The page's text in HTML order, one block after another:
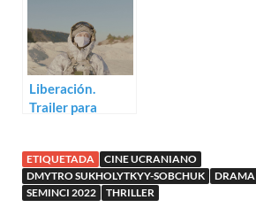
Liberación.
Trailer para
ETIQUETADA
CINE UCRANIANO
DMYTRO SUKHOLYTKYY-SOBCHUK
DRAMA
SEMINCI 2022
THRILLER